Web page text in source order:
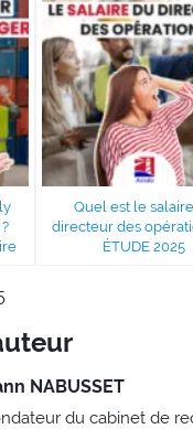
Quel est le
directeur des
ÉTUDE 2025
NABUSSET
du cabinet de